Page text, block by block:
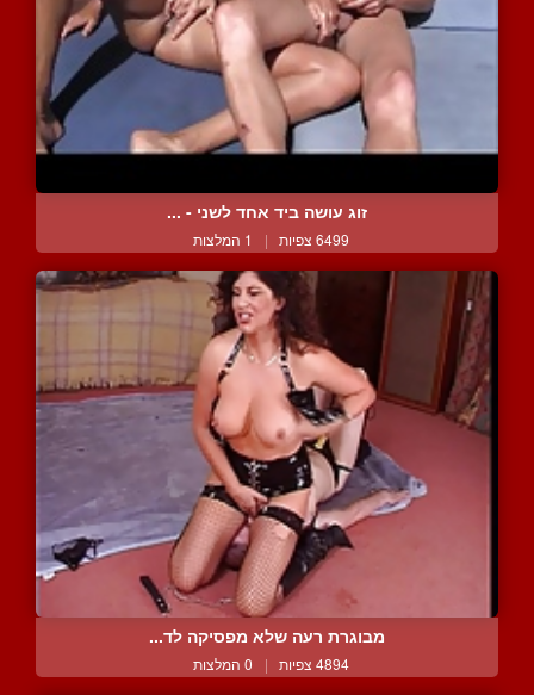
זוג עושה ביד אחד לשני - ...
6499 צפיות | 1 המלצות
מבוגרת רעה שלא מפסיקה לד...
4894 צפיות | 0 המלצות